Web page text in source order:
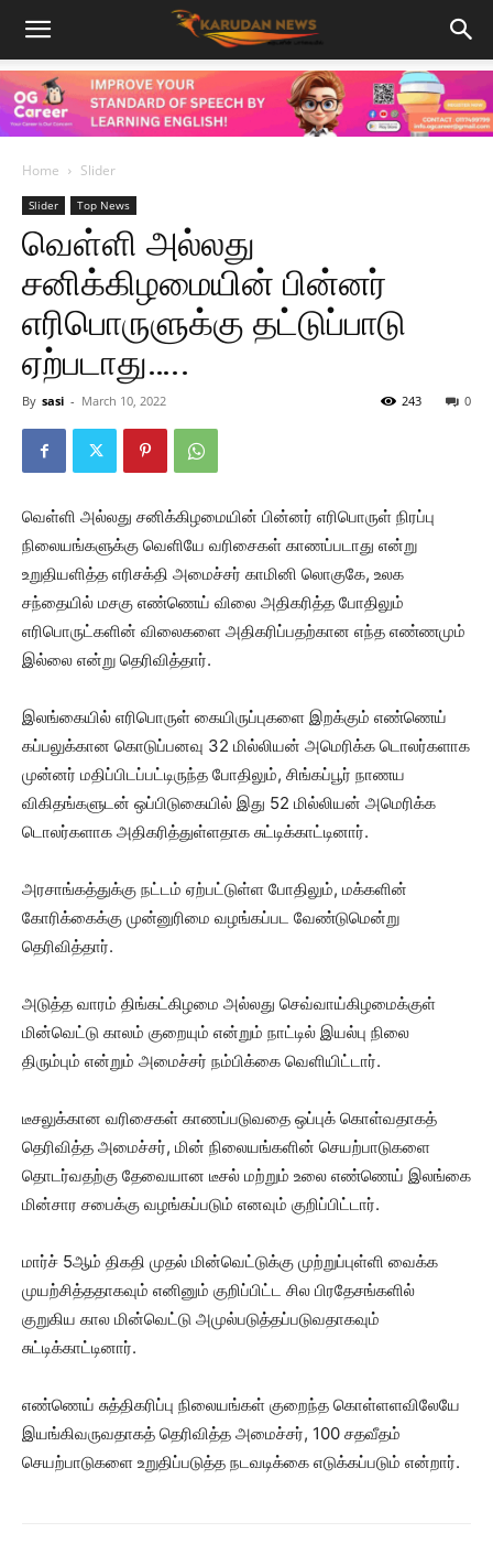
Home Slider
Slider Top News
வெள்ளி அல்லது
சனிக்கிழமையின் பின்னர்
எரிபொருளுக்கு தட்டுப்பாடு
ஏற்படாது…..
By sasi - March 10, 2022 0
243
வெள்ளி அல்லது சனிக்கிழமையின் பின்னர் எரிபொருள் நிரப்பு
நிலையங்களுக்கு வெளியே வரிசைகள் காணப்படாது என்று
உறுதியளித்த எரிசக்தி அமைச்சர் காமினி லொகுகே, உலக
சந்தையில் மசகு எண்ணெய் விலை அதிகரித்த போதிலும்
எரிபொருட்களின் விலைகளை அதிகரிப்பதற்கான எந்த எண்ணமும்
இல்லை என்று தெரிவித்தார்.
இலங்கையில் எரிபொருள் கையிருப்புகளை இறக்கும் எண்ணெய்
கப்பலுக்கான கொடுப்பனவு 32 மில்லியன் அமெரிக்க டொலர்களாக
முன்னர் மதிப்பிடப்பட்டிருந்த போதிலும், சிங்கப்பூர் நாணய
விகிதங்களுடன் ஒப்பிடுகையில் இது 52 மில்லியன் அமெரிக்க
டொலர்களாக அதிகரித்துள்ளதாக சுட்டிக்காட்டினார்.
அரசாங்கத்துக்கு நட்டம் ஏற்பட்டுள்ள போதிலும், மக்களின்
கோரிக்கைக்கு முன்னுரிமை வழங்கப்பட வேண்டுமென்று
தெரிவித்தார்.
அடுத்த வாரம் திங்கட்கிழமை அல்லது செவ்வாய்கிழமைக்குள்
மின்வெட்டு காலம் குறையும் என்றும் நாட்டில் இயல்பு நிலை
திரும்பும் என்றும் அமைச்சர் நம்பிக்கை வெளியிட்டார்.
டீசலுக்கான வரிசைகள் காணப்படுவதை ஒப்புக் கொள்வதாகத்
தெரிவித்த அமைச்சர், மின் நிலையங்களின் செயற்பாடுகளை
தொடர்வதற்கு தேவையான டீசல் மற்றும் உலை எண்ணெய் இலங்கை
மின்சார சபைக்கு வழங்கப்படும் எனவும் குறிப்பிட்டார்.
மார்ச் 5ஆம் திகதி முதல் மின்வெட்டுக்கு முற்றுப்புள்ளி வைக்க
முயற்சித்ததாகவும் எனினும் குறிப்பிட்ட சில பிரதேசங்களில்
குறுகிய கால மின்வெட்டு அமுல்படுத்தப்படுவதாகவும்
சுட்டிக்காட்டினார்.
எண்ணெய் சுத்திகரிப்பு நிலையங்கள் குறைந்த கொள்ளளவிலேயே
இயங்கிவருவதாகத் தெரிவித்த அமைச்சர், 100 சதவீதம்
செயற்பாடுகளை உறுதிப்படுத்த நடவடிக்கை எடுக்கப்படும் என்றார்.